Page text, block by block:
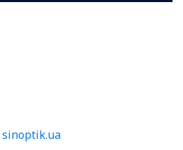
sinoptik.ua